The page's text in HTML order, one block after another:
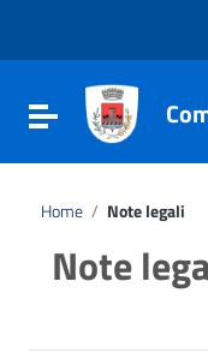
Vai al footer
Attiva / disattiva la
Home / Note legali
Note